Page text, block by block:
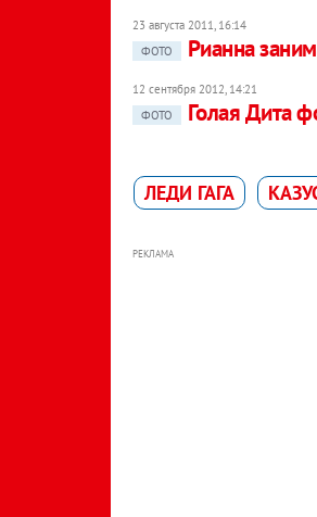
23 августа 2011, 16:14
ФОТО
Рианна
12 сентября 2012, 14:21
ФОТО
Голая Дита
ЛЕДИ ГАГА
РЕКЛАМА